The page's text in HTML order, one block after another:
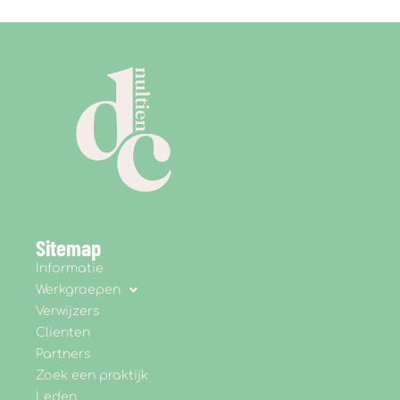
Sitemap
Informatie
Werkgroepen
Verwijzers
Clienten
Partners
Zoek een praktijk
Leden